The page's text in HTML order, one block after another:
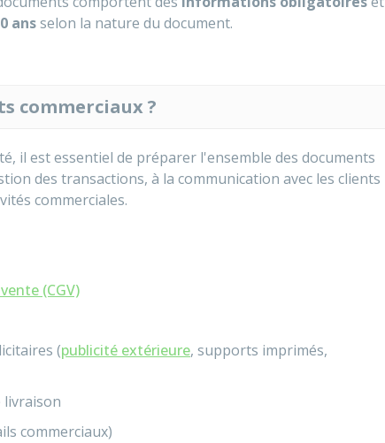
ansselon la nature du document.
commerciaux ?
il est essentiel de préparer l'ensemble des documents
des transactions, à la communication avec les clients
commerciales.
(CGV)
(publicité extérieure, supports imprimés,
livraison
commerciaux)